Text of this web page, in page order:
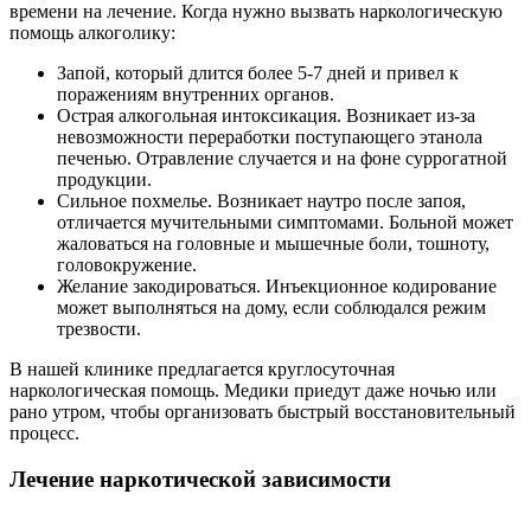
времени на лечение. Когда нужно вызвать наркологическую
помощь алкоголику:
Запой, который длится более 5-7 дней и привел к
поражениям внутренних органов.
Острая алкогольная интоксикация. Возникает из-за
невозможности переработки поступающего этанола
печенью. Отравление случается и на фоне суррогатной
продукции.
Сильное похмелье. Возникает наутро после запоя,
отличается мучительными симптомами. Больной может
жаловаться на головные и мышечные боли, тошноту,
головокружение.
Желание закодироваться. Инъекционное кодирование
может выполняться на дому, если соблюдался режим
трезвости.
В нашей клинике предлагается круглосуточная
наркологическая помощь. Медики приедут даже ночью или
рано утром, чтобы организовать быстрый восстановительный
процесс.
Лечение наркотической зависимости